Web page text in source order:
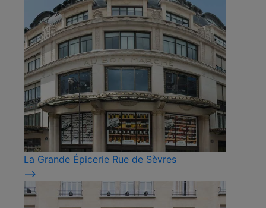
La Grande Épicerie Rue de Sèvres
⟶